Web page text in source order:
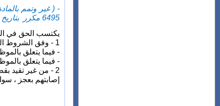
6495 مكرر بتاريخ 26 ذو القعدة 1437 (30 أغسطس 2016) ص 6442 ) :
يكتسب الحق في
1 - وفق الشروط المحددة في الفصل 5 بعده:
- فيما يتعلق
- فيما يتعلق
2 - من غير تقيد
إصابتهم بعجز ،